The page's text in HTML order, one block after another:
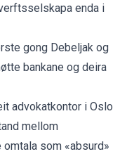
enda i
gong Debeljak og
bankane og deira
advokatkontor i Oslo
mellom
som «absurd»